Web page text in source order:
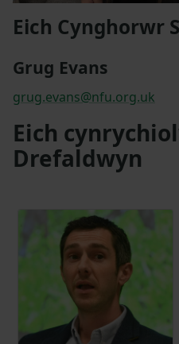
Eich Cynghorwr
Grug Evans
grug.evans@nfu.org.uk
Eich
Drefaldwyn